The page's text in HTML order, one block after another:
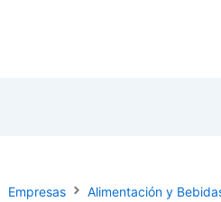
Empresas Alimentación y